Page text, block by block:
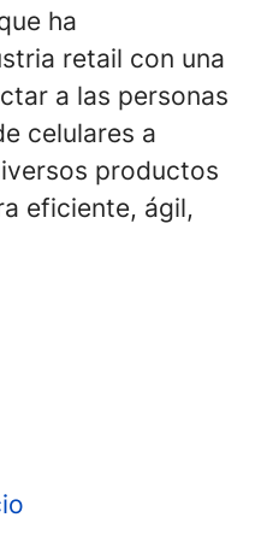
ha
retail con una
a las personas
celulares a
productos
eficiente, ágil,